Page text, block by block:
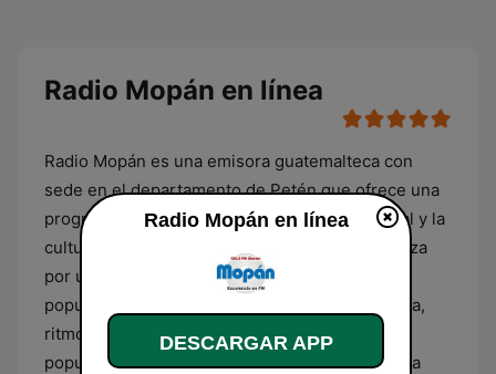
Radio Mopán en línea
Radio Mopán es una emisora guatemalteca con
sede en el departamento de Petén que ofrece una
programación centrada en la identidad regional y la
cultura local. Su selección musical se caracteriza
por una mezcla de géneros tradicionales y
populares, donde destaca la música de marimba,
ritmos tropicales, cumbias y baladas de corte
popular. Esta combinación sonora está diseñada
Radio Mopán en línea
DESCARGAR APP